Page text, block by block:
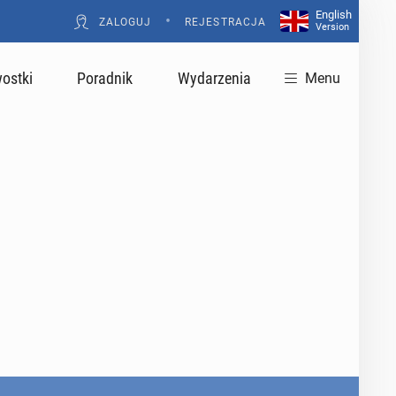
ZALOGUJ • REJESTRACJA
English
Version
Poradnik Wydarzenia Menu